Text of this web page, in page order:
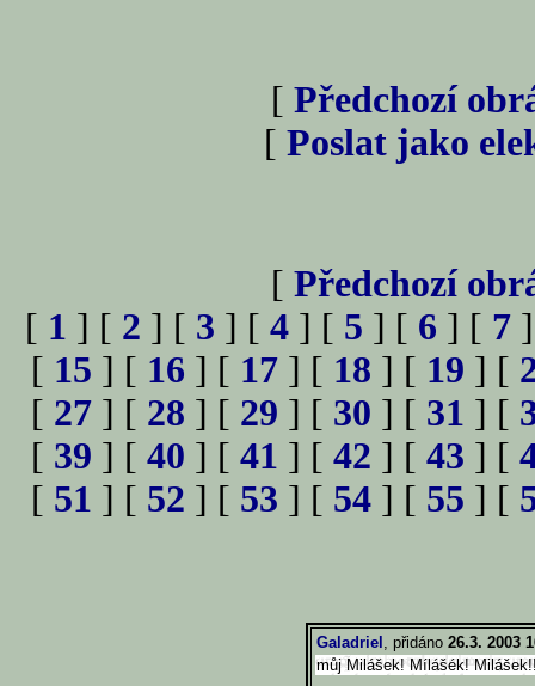
[ Předchozí
[ Poslat jako
[ Předchozí
[ 1 ] [ 2 ] [ 3 ] [ 4 ] [ 5 ] [ 6 ] [ 7
[ 15 ] [ 16 ] [ 17 ] [ 18 ] [ 19 ] [
[ 27 ] [ 28 ] [ 29 ] [ 30 ] [ 31 ] [
[ 39 ] [ 40 ] [ 41 ] [ 42 ] [ 43 ] [
[ 51 ] [ 52 ] [ 53 ] [ 54 ] [ 55 ] [
Galadriel , přidáno 26.3. 2003
můj Milášek! Mílášék!